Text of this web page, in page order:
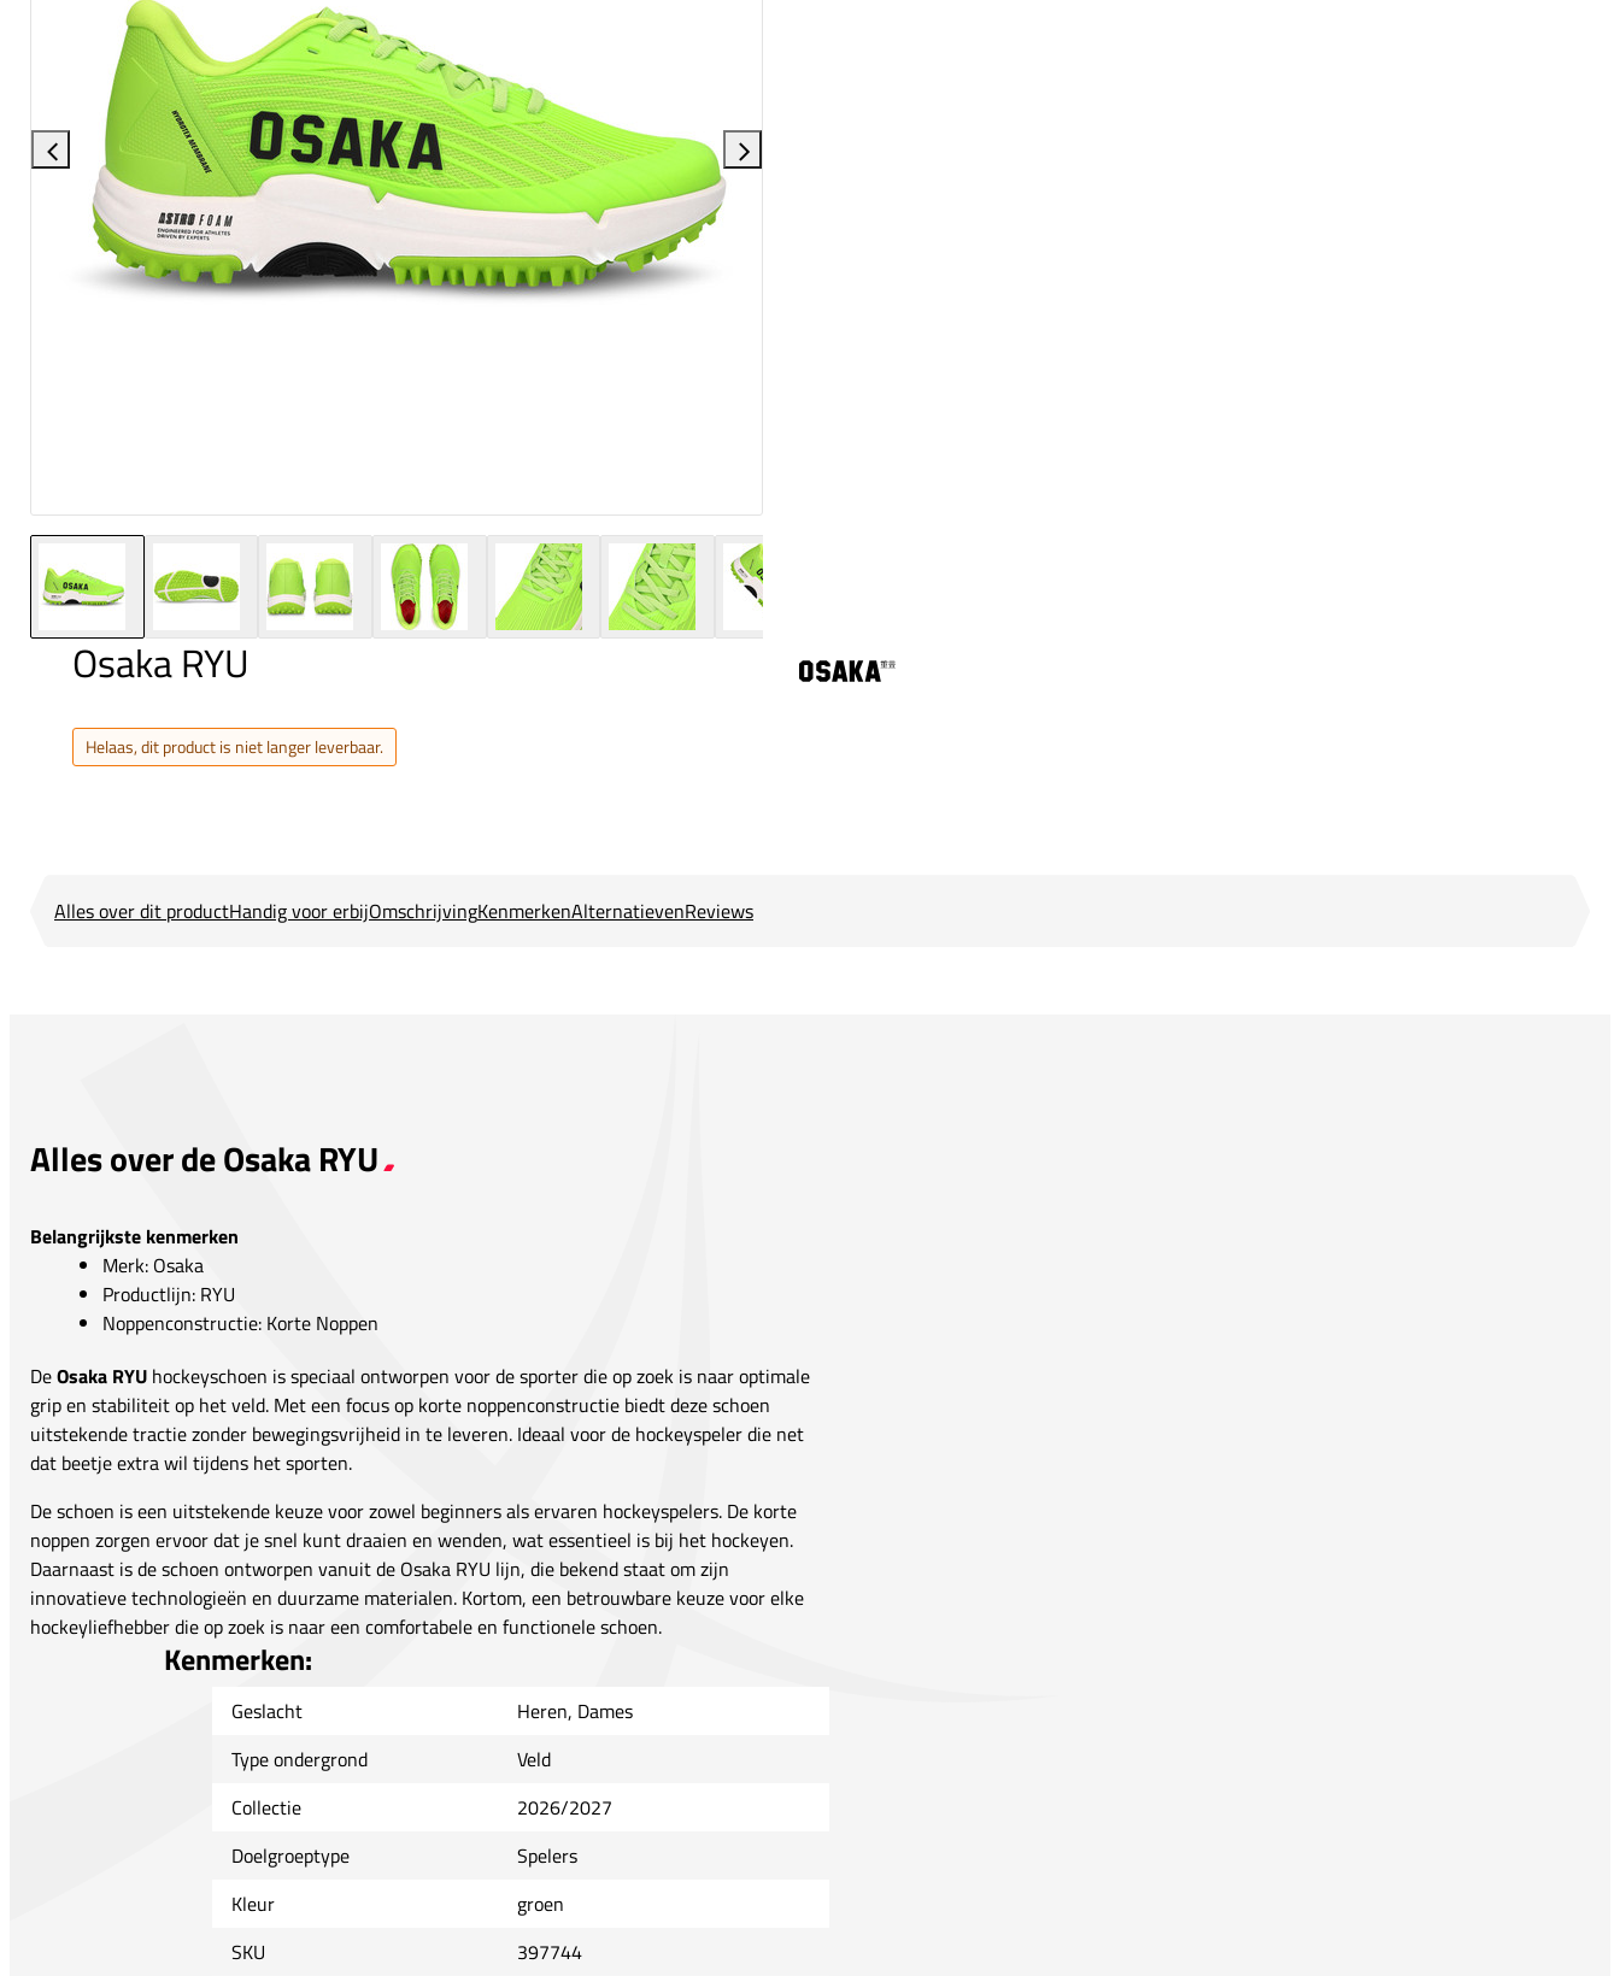
Osaka RYU
Helaas, dit product is niet langer leverbaar.
Alles over dit productHandig voor erbijOmschrijvingKenmerkenAlternatievenReviews
Alles over de Osaka RYU
Belangrijkste kenmerken
Merk: Osaka
Productlijn: RYU
Noppenconstructie: Korte Noppen
DeOsaka RYU hockeyschoen is speciaal ontworpen voor de sporter die op zoek is naar optimale
grip en stabiliteit op het veld. Met een focus op korte noppenconstructie biedt deze schoen
uitstekende tractie zonder bewegingsvrijheid in te leveren. Ideaal voor de hockeyspeler die net
dat beetje extra wil tijdens het sporten.
De schoen is een uitstekende keuze voor zowel beginners als ervaren hockeyspelers. De korte
noppen zorgen ervoor dat je snel kunt draaien en wenden, wat essentieel is bij het hockeyen.
Daarnaast is de schoen ontworpen vanuit de Osaka RYU lijn, die bekend staat om zijn
innovatieve technologieën en duurzame materialen. Kortom, een betrouwbare keuze voor elke
hockeyliefhebber die op zoek is naar een comfortabele en functionele schoen.
Kenmerken:
Geslacht
Heren, Dames
Type ondergrond
Veld
Collectie
2026/2027
Doelgroeptype
Spelers
Kleur
groen
SKU
397744